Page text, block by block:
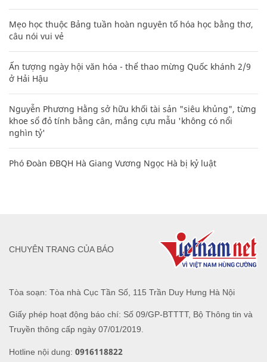
Mẹo học thuộc Bảng tuần hoàn nguyên tố hóa học bằng thơ,
câu nói vui vẻ
Ấn tượng ngày hội văn hóa - thể thao mừng Quốc khánh 2/9
ở Hải Hậu
Nguyễn Phương Hằng sở hữu khối tài sản "siêu khủng", từng
khoe sổ đỏ tính bằng cân, mắng cựu mẫu 'không có nổi
nghìn tỷ'
Phó Đoàn ĐBQH Hà Giang Vương Ngọc Hà bị kỷ luật
Tòa soạn: Tòa nhà Cục Tần Số, 115 Trần Duy Hưng Hà Nội
Giấy phép hoạt động báo chí: Số 09/GP-BTTTT, Bộ Thông tin và
Truyền thông cấp ngày 07/01/2019.
Hotline nội dung: 0916118822
CHUYÊN TRANG CỦA BÁO